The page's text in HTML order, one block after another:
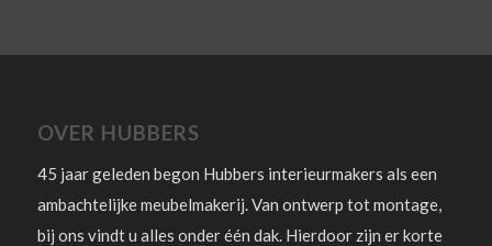
OVER HUBBERS
45 jaar geleden begon Hubbers interieurmakers als een
ambachtelijke meubelmakerij. Van ontwerp tot montage,
bij ons vindt u alles onder één dak. Hierdoor zijn er korte